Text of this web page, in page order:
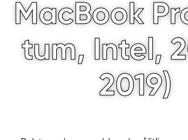
MacBook
tum, Intel,
2019)